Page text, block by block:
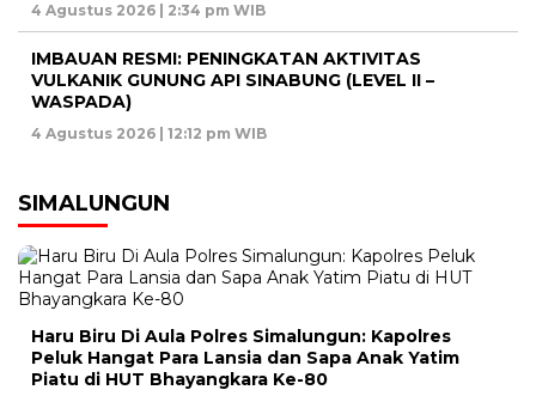
4 Agustus 2026 | 2:34 pm WIB
IMBAUAN RESMI: PENINGKATAN AKTIVITAS
VULKANIK GUNUNG API SINABUNG (LEVEL II –
WASPADA)
4 Agustus 2026 | 12:12 pm WIB
SIMALUNGUN
Haru Biru Di Aula Polres Simalungun: Kapolres
Peluk Hangat Para Lansia dan Sapa Anak Yatim
Piatu di HUT Bhayangkara Ke-80